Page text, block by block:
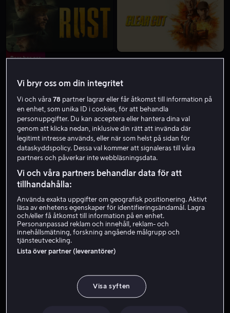
Bara hos oss
Från 49 kr Från 59 kr
Från 49 kr Från 49 kr
Från 49 kr
Vi bryr oss om din integritet
Vi och våra78 partner lagrar eller får åtkomst till information på
en enhet, som unika ID i cookies, för att behandla
personuppgifter. Du kan acceptera eller hantera dina val
genom att klicka nedan, inklusive din rätt att invända där
legitimt intresse används, eller när som helst på sidan för
dataskyddspolicy. Dessa val kommer att signaleras till våra
partners och påverkar inte webbläsningsdata.
Vi och våra partners behandlar data för att
tillhandahålla:
Använda exakta uppgifter om geografisk positionering. Aktivt
läsa av enhetens egenskaper för identifieringsändamål. Lagra
och/eller få åtkomst till information på en enhet.
Personanpassad reklam och innehåll, reklam- och
innehållsmätning, forskning angående målgrupp och
tjänsteutveckling.
Lista över partner (leverantörer)
Visa syften